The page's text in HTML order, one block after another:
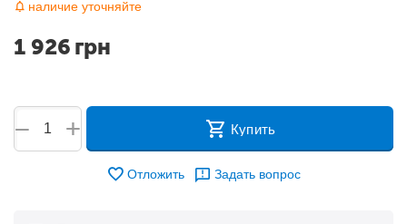
наличие уточняйте
1 926 грн
+
− Купить
Отложить Задать вопрос